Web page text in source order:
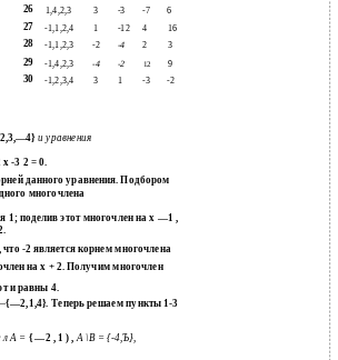
26 1,4,2,3 3 -3 -7 6
27 -1,1,2,4 1 -12 4 16
28 -1,1,2,3 -2 -4 2 3
29 -1,4,2,3 -4 -2 12 9
30 -1,2,3,4 3 1 -3 -2
и уравнения
х -3 2 = 0.
данного уравнения. Подбором
многочлена
1; поделив этот многочлен на х —1 ,
-2 является корнем многочлена
на х + 2. Получим многочлен
и равны 4.
{—2,1,4}. Теперь решаем пункты 1-3
л А = {—2 ,1 ) ,А \В = {-4,Ъ},